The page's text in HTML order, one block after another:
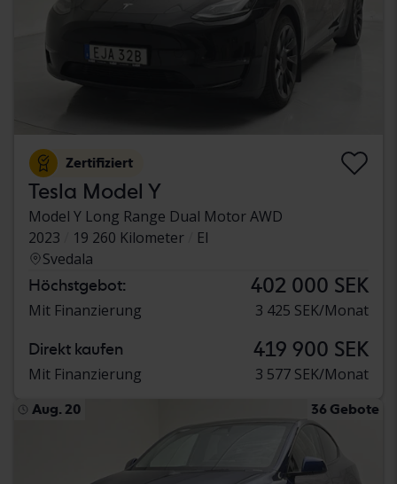
Zertifiziert
Tesla Model Y
Model Y Long Range Dual Motor AWD
2023
19 260 Kilometer
El
Svedala
Höchstgebot: 402 000 SEK
Mit Finanzierung 3 425 SEK/Monat
Direkt kaufen 419 900 SEK
Mit Finanzierung 3 577 SEK/Monat
Aug. 20 36 Gebote